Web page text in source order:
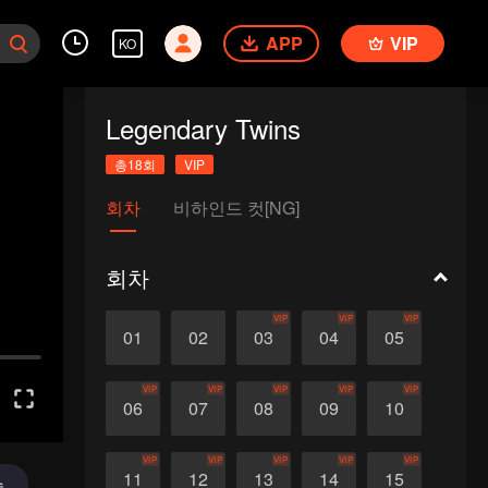
KO APP VIP
Legendary Twins
총18회 VIP
회차 비하인드 컷[NG]
회차
01 02 03
VIP
04
VIP
05
VIP
06
VIP
07
VIP
08
VIP
09
VIP
10
VIP
11
VIP
12
VIP
13
VIP
14
VIP
15
VIP